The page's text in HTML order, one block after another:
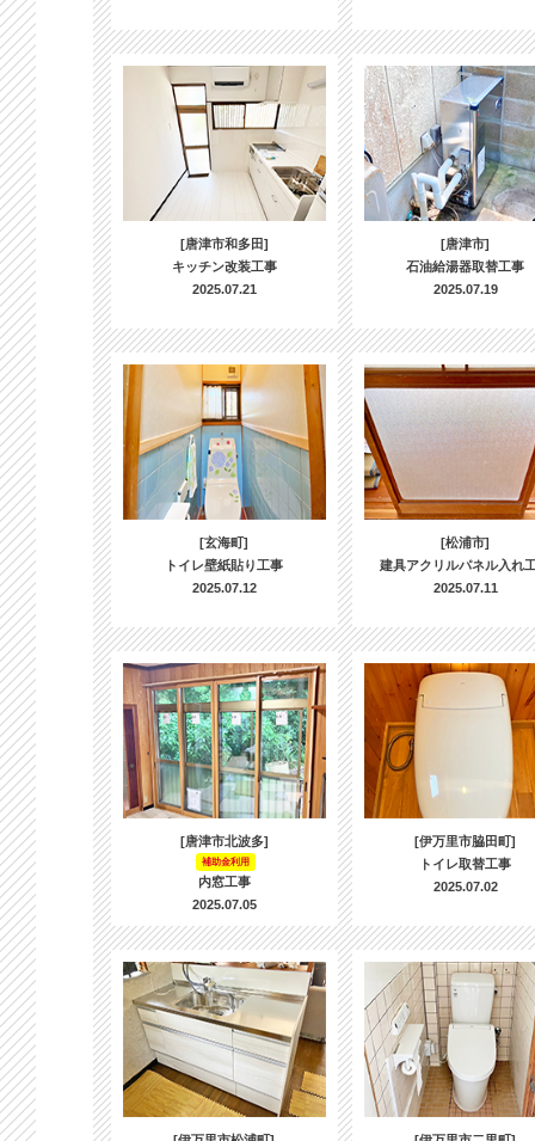
[唐津市和多田]
キッチン改装工事
2025.07.21
[唐津市]
石油給湯器取替工事
2025.07.19
[玄海町]
トイレ壁紙貼り工事
2025.07.12
[松浦市]
建具アクリルパネル入れ
2025.07.11
[唐津市北波多]
補助金利用
内窓工事
2025.07.05
[伊万里市脇田町]
トイレ取替工事
2025.07.02